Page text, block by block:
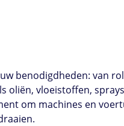
benodigdheden: van
oliën, vloeistoffen,
om machines en